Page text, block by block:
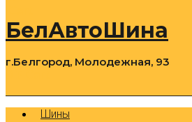
БелАвтоШина
г.Белгород, Молодежная, 93
Шины